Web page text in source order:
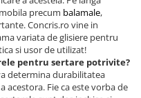
precum balamale,
Concris.ro vine in
variata de glisiere pentru
si usor de utilizat!
pentru sertare potrivite?
determina durabilitatea
acestora. Fie ca este vorba de